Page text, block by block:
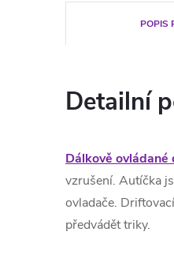
POPIS
Detailní
Dálkově
vzrušení. Autíčka
ovladače.
předvádět triky.